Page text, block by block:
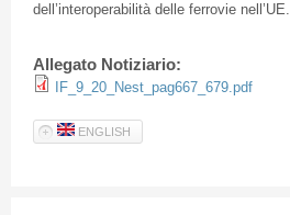
dell’interoperabilità delle ferrovie nell’UE.
Allegato Notiziario:
IF_9_20_Nest_pag667_679.pdf
ENGLISH